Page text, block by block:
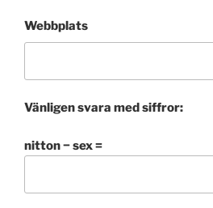
Webbplats
Vänligen svara med siffror:
nitton − sex =